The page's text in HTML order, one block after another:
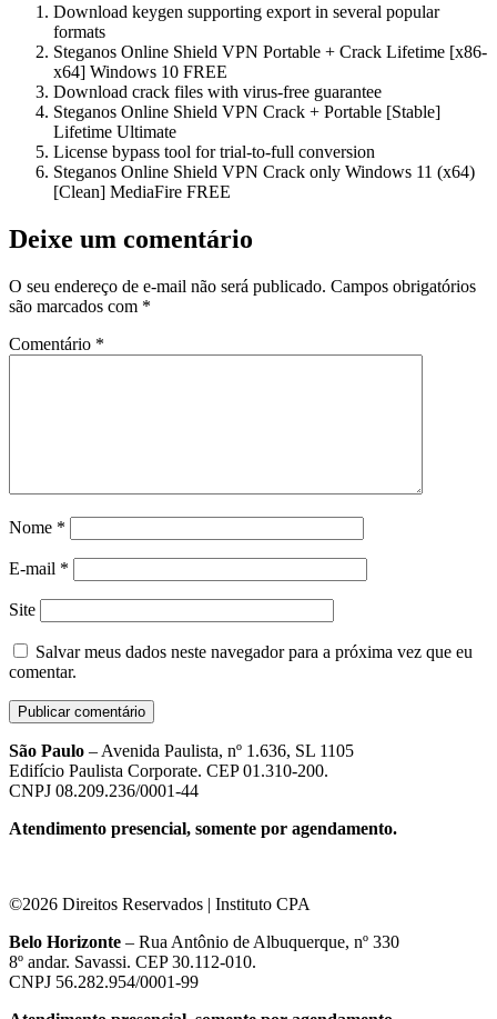
Download keygen supporting export in several popular
formats
Steganos Online Shield VPN Portable + Crack Lifetime [x86-
x64] Windows 10 FREE
Download crack files with virus-free guarantee
Steganos Online Shield VPN Crack + Portable [Stable]
Lifetime Ultimate
License bypass tool for trial-to-full conversion
Steganos Online Shield VPN Crack only Windows 11 (x64)
[Clean] MediaFire FREE
Deixe um comentário
O seu endereço de e-mail não será publicado. Campos obrigatórios
são marcados com *
Comentário *
Nome *
E-mail *
Site
Salvar meus dados neste navegador para a próxima vez que eu
comentar.
São Paulo – Avenida Paulista, nº 1.636, SL 1105
Edifício Paulista Corporate. CEP 01.310-200.
CNPJ 08.209.236/0001-44
Atendimento presencial, somente por agendamento.
©2026 Direitos Reservados | Instituto CPA
Belo Horizonte – Rua Antônio de Albuquerque, nº 330
8º andar. Savassi. CEP 30.112-010.
CNPJ 56.282.954/0001-99